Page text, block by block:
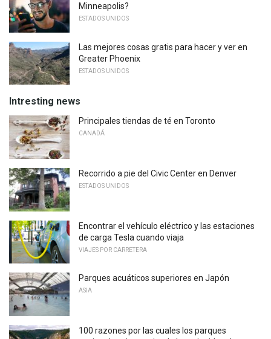
Minneapolis?
ESTADOS UNIDOS
Las mejores cosas gratis para hacer y ver en
Greater Phoenix
ESTADOS UNIDOS
Intresting news
Principales tiendas de té en Toronto
CANADÁ
Recorrido a pie del Civic Center en Denver
ESTADOS UNIDOS
Encontrar el vehículo eléctrico y las estaciones
de carga Tesla cuando viaja
VIAJES POR CARRETERA
Parques acuáticos superiores en Japón
ASIA
100 razones por las cuales los parques